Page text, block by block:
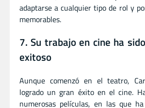
adaptarse a cualquier tipo de rol y
memorables.
7. Su trabajo en cine ha
exitoso
Aunque comenzó en el teatro,
logrado un gran éxito en el cine.
numerosas películas, en las que